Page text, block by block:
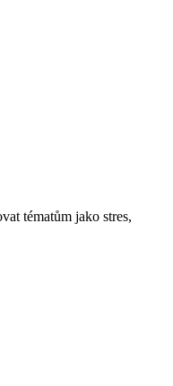
tématům jako stres,